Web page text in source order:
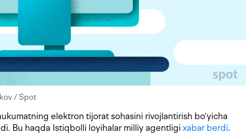
/ Spot
elektron tijorat sohasini rivojlantirish bo‘yicha
Bu haqda Istiqbolli loyihalar milliy agentligi xabar berdi.